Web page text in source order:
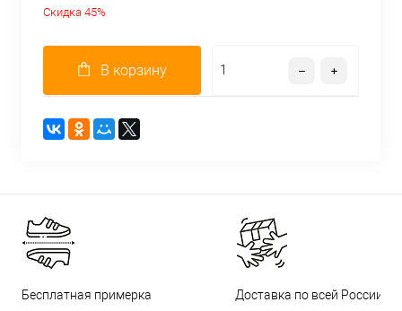
Скидка 45%
В корзину
Бесплатная примерка Доставка по всей России